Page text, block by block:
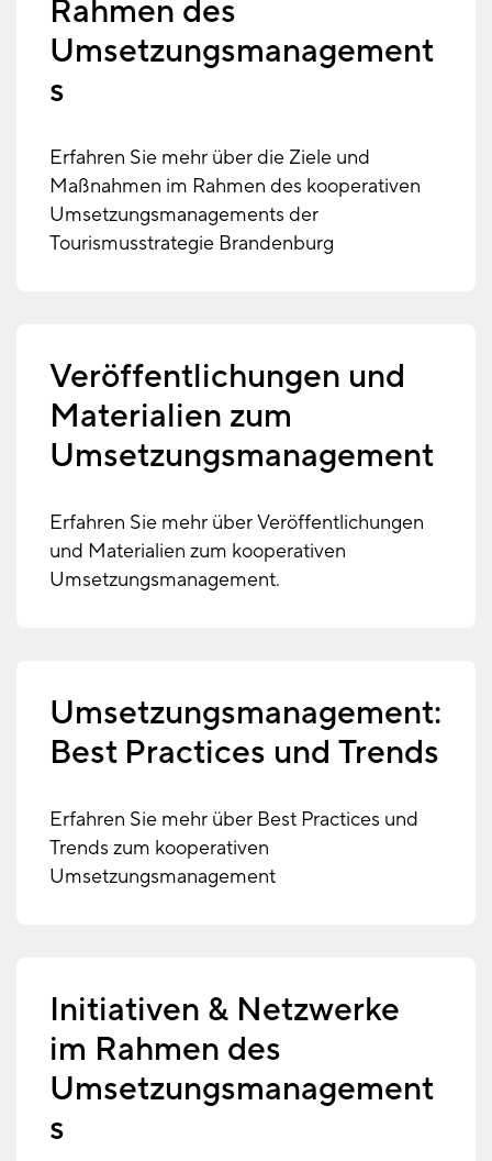
Rahmen des
Umsetzungsmanagement
s
Erfahren Sie mehr über die Ziele und
Maßnahmen im Rahmen des kooperativen
Umsetzungsmanagements der
Tourismusstrategie Brandenburg
Veröffentlichungen und
Materialien zum
Umsetzungsmanagement
Erfahren Sie mehr über Veröffentlichungen
und Materialien zum kooperativen
Umsetzungsmanagement.
Umsetzungsmanagement:
Best Practices und Trends
Erfahren Sie mehr über Best Practices und
Trends zum kooperativen
Umsetzungsmanagement
Initiativen & Netzwerke
im Rahmen des
Umsetzungsmanagement
s